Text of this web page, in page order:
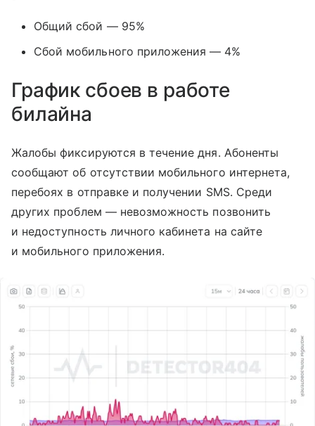
Общий сбой — 95%
Сбой мобильного приложения — 4%
График сбоев в работе
билайна
Жалобы фиксируются в течение дня. Абоненты
сообщают об отсутствии мобильного интернета,
перебоях в отправке и получении SMS. Среди
других проблем — невозможность позвонить
и недоступность личного кабинета на сайте
и мобильного приложения.